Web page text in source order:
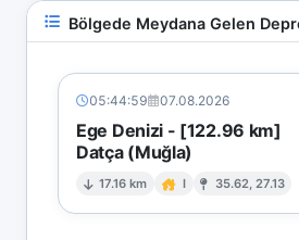
Bölgede Meydana Gelen
05:44:59 07.08.2026
Ege Denizi - [122.96 km]
Datça (Muğla)
17.16 km I 35.62, 27.13